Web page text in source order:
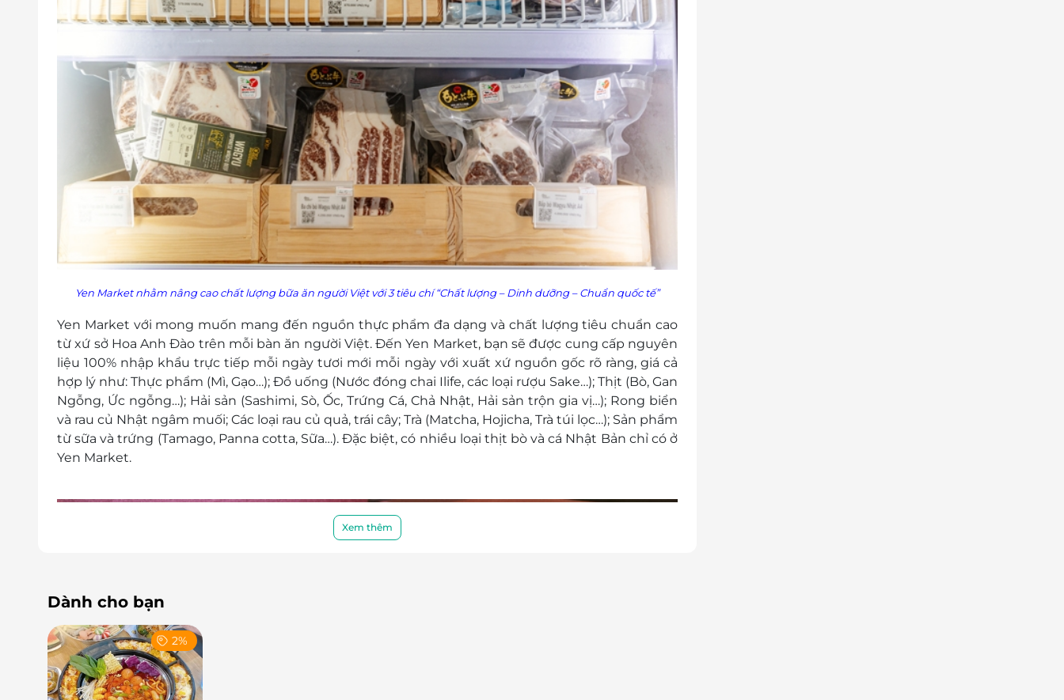
Yen Market nhằm nâng cao chất lượng bữa ăn người Việt với 3 tiêu chí “Chất lượng – Dinh dưỡng – Chuẩn quốc tế”
Yen Market với mong muốn mang đến nguồn thực phẩm đa dạng và chất lượng tiêu chuẩn cao
từ xứ sở Hoa Anh Đào trên mỗi bàn ăn người Việt. Đến Yen Market, bạn sẽ được cung cấp nguyên
liệu 100% nhập khẩu trực tiếp mỗi ngày tươi mới mỗi ngày với xuất xứ nguồn gốc rõ ràng, giá cả
hợp lý như: Thực phẩm (Mì, Gạo…); Đồ uống (Nước đóng chai Ilife, các loại rượu Sake…); Thịt (Bò, Gan
Ngỗng, Ức ngỗng…); Hải sản (Sashimi, Sò, Ốc, Trứng Cá, Chả Nhật, Hải sản trộn gia vị…); Rong biển
và rau củ Nhật ngâm muối; Các loại rau củ quả, trái cây; Trà (Matcha, Hojicha, Trà túi lọc…); Sản phẩm
từ sữa và trứng (Tamago, Panna cotta, Sữa…). Đặc biệt, có nhiều loại thịt bò và cá Nhật Bản chỉ có ở
Yen Market.
Xem thêm
Dành cho bạn
2%